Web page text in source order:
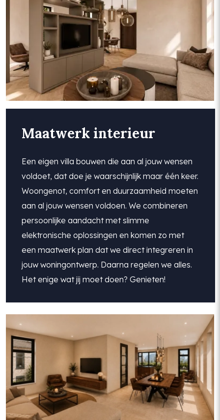
Maatwerk interieur
Een eigen villa bouwen die aan al jouw wensen
voldoet, dat doe je waarschijnlijk maar één keer.
Woongenot, comfort en duurzaamheid moeten
aan al jouw wensen voldoen. We combineren
persoonlijke aandacht met slimme
elektronische oplossingen en komen zo met
een maatwerk plan dat we direct integreren in
jouw woningontwerp. Daarna regelen we alles.
Het enige wat jij moet doen? Genieten!